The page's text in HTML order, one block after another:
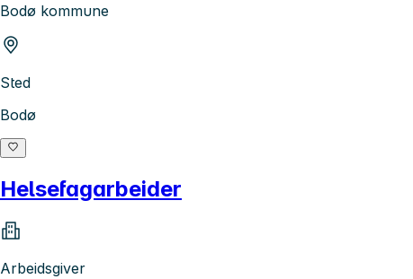
Bodø kommune
Sted
Bodø
Helsefagarbeider
Arbeidsgiver